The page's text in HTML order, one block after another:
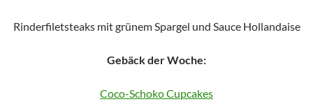
Rinderfiletsteaks mit grünem Spargel und Sauce Hollandaise
Gebäck der Woche:
Coco-Schoko Cupcakes